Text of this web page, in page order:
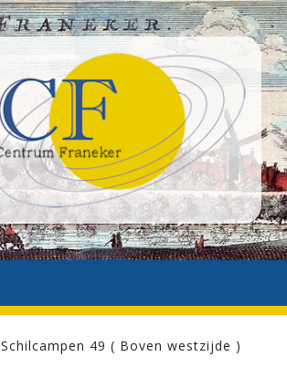
Schilcampen 49 ( Boven westzijde )